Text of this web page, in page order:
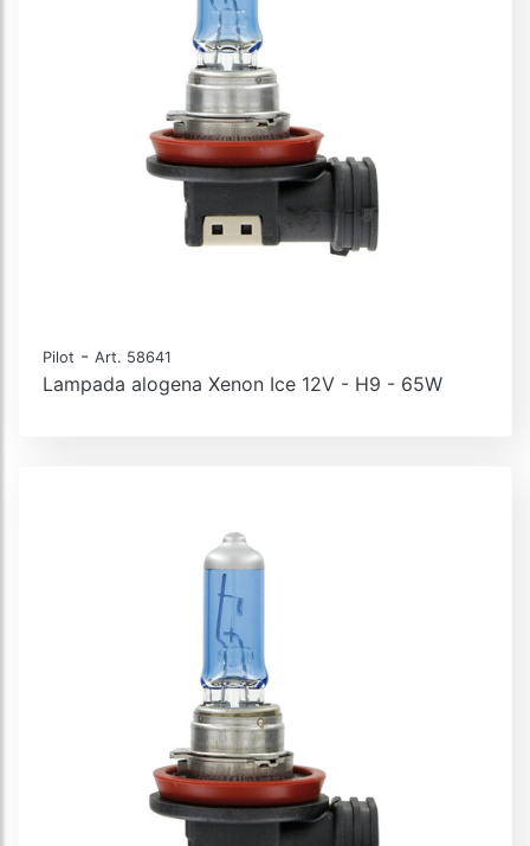
Pilot - Art. 58641
Lampada alogena Xenon Ice 12V - H9 - 65W